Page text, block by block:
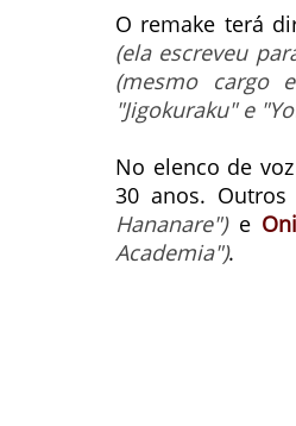
O remake terá
(ela escreveu
(mesmo cargo
"Jigokuraku" e
No elenco de
30 anos.
Hananare") e
Academia").